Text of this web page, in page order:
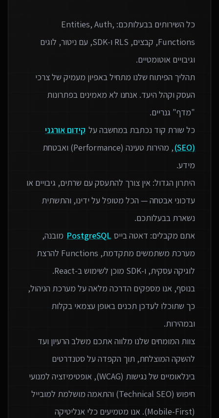
כל השירותים בבעלותכם: Entities, Auth,
Functions, קבצים, RLS ו‑SDK, עם ניטור, לוגים
תהליך הפיתוח שלנו מתחיל באפיון מעמיק של צרכי
העסק וקהל היעד. אנחנו לא מאמינים בפתרונות
כל שורת קוד נכתבת במחשבה על קידום אורגני
(SEO)
, מהירות טעינה (Performance) ואבטחת
היתרון הגדול: אין צורך להתעסק עם שרתים, גיבויים או
עדכוני אבטחה — הכל מטופל על ידינו, והתשתית
אתם מקבלים: דאטה בייס PostgreSQL מובנה,
מערכת משתמשים מתקדמת, Functions להרצת
בנוסף, אנו מספקים הדרכה מלאה על מערכת הניהול,
כך שתוכלו לעדכן תכנים באופן עצמאי בקלות
צוות המומחים שלנו מלווה אתכם משלב הרעיון ועד
להשקה המוצלחת, תוך הקפדה על סטנדרטים
בינלאומיים של נגישות (WCAG), אופטימיזציה למנועי
חיפוש (Technical SEO) והתאמה מושלמת למובייל
(Mobile-First). אנו מטמיעים כלי אנליטיקה